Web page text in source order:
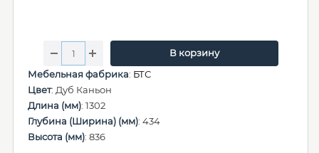
В корзину
Мебельная фабрика: БТС
Цвет: Дуб Каньон
Длина (мм): 1302
Глубина (Ширина) (мм): 434
Высота (мм): 836